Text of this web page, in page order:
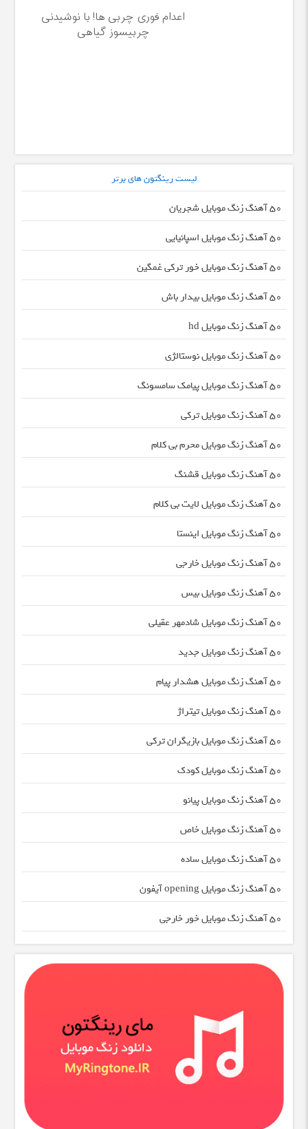
اعدام فوری چربی ها! با نوشیدنی
چربیسوز گیاهی
لیست رینگتون های برتر
50 آهنگ زنگ موبایل شجریان
50 آهنگ زنگ موبایل اسپانیایی
50 آهنگ زنگ موبایل خور ترکی غمگین
50 آهنگ زنگ موبایل بیدار باش
50 آهنگ زنگ موبایل hd
50 آهنگ زنگ موبایل نوستالژی
50 آهنگ زنگ موبایل پیامک سامسونگ
50 آهنگ زنگ موبایل ترکی
50 آهنگ زنگ موبایل محرم بی کلام
50 آهنگ زنگ موبایل قشنگ
50 آهنگ زنگ موبایل لایت بی کلام
50 آهنگ زنگ موبایل اینستا
50 آهنگ زنگ موبایل خارجی
50 آهنگ زنگ موبایل بیس
50 آهنگ زنگ موبایل شادمهر عقیلی
50 آهنگ زنگ موبایل جدید
50 آهنگ زنگ موبایل هشدار پیام
50 آهنگ زنگ موبایل تیتراژ
50 آهنگ زنگ موبایل بازیگران ترکی
50 آهنگ زنگ موبایل کودک
50 آهنگ زنگ موبایل پیانو
50 آهنگ زنگ موبایل خاص
50 آهنگ زنگ موبایل ساده
50 آهنگ زنگ موبایل opening آیفون
50 آهنگ زنگ موبایل خور خارجی